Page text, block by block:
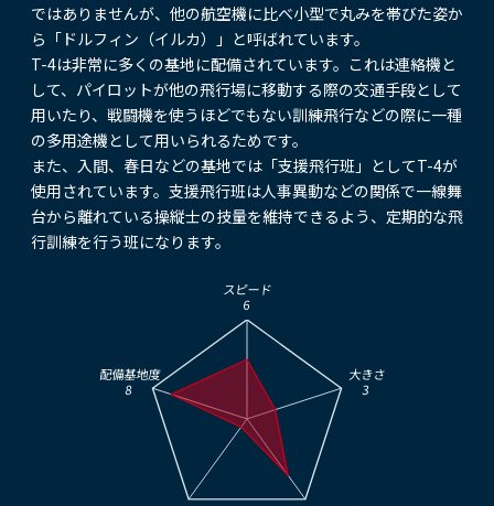
ではありませんが、他の航空機に比べ小型で丸みを帯びた姿か
ら「ドルフィン（イルカ）」と呼ばれています。
T-4は非常に多くの基地に配備されています。これは連絡機と
して、パイロットが他の飛行場に移動する際の交通手段として
用いたり、戦闘機を使うほどでもない訓練飛行などの際に一種
の多用途機として用いられるためです。
また、入間、春日などの基地では「支援飛行班」としてT-4が
使用されています。支援飛行班は人事異動などの関係で一線舞
台から離れている操縦士の技量を維持できるよう、定期的な飛
行訓練を行う班になります。
スピード
6
大きさ
3
配備基地度
8